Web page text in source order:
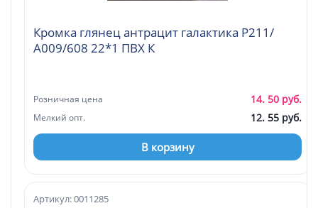
Кромка глянец антрацит галактика Р211/
А009/608 22*1 ПВХ К
Розничная цена 14. 50 руб.
Мелкий опт. 12. 55 руб.
В корзину
Артикул: 0011285